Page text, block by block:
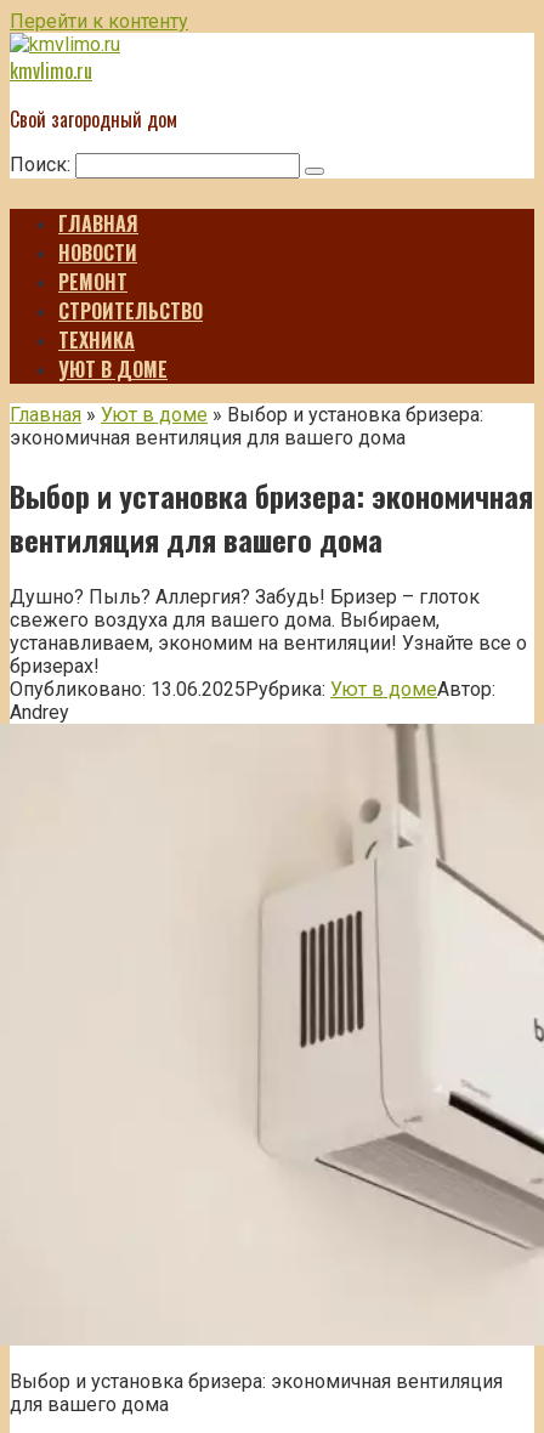
Перейти к контенту
kmvlimo.ru
Свой загородный дом
Поиск:
ГЛАВНАЯ
НОВОСТИ
РЕМОНТ
СТРОИТЕЛЬСТВО
ТЕХНИКА
УЮТ В ДОМЕ
Главная » Уют в доме » Выбор и установка бризера:
экономичная вентиляция для вашего дома
Выбор и установка бризера: экономичная
вентиляция для вашего дома
Душно? Пыль? Аллергия? Забудь! Бризер – глоток
свежего воздуха для вашего дома. Выбираем,
устанавливаем, экономим на вентиляции! Узнайте все о
бризерах!
Опубликовано: 13.06.2025Рубрика: Уют в домеАвтор:
Andrey
Выбор и установка бризера: экономичная вентиляция
для вашего дома